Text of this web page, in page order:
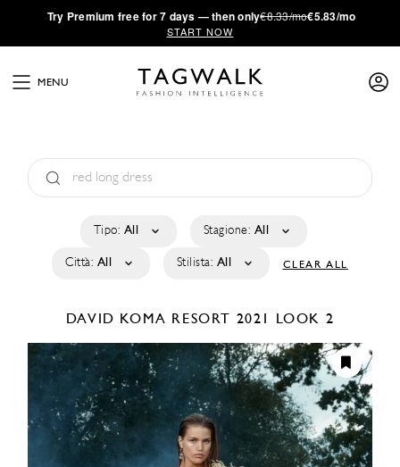
·Try Premium free for 7 days — then only€8.33/mo€5.83/mo
START NOW
MENU
Tipo: All Stagione: All
Città: All Stilista: All CLEAR ALL
DAVID KOMA RESORT 2021 LOOK 2